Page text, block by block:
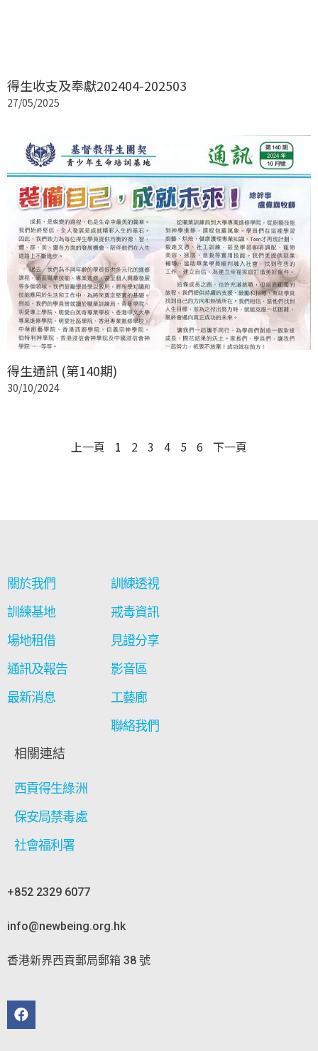
得生收支及奉獻202404-202503
27/05/2025
得生通訊 (第140期)
30/10/2024
上一頁 1 2 3 4 5 6 下一頁
關於我們
訓練基地
場地租借
通訊及報告
最新消息
訓練透視
戒毒資訊
見證分享
影音區
工藝廊
聯絡我們
相關連結
西貢得生綠洲
保安局禁毒處
社會福利署
+852 2329 6077
info@newbeing.org.hk
香港新界西貢郵局郵箱 38 號